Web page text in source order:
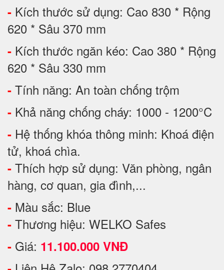
- Kích thước sử dụng: Cao 830 * Rộng
620 * Sâu 370 mm
- Kích thước ngăn kéo: Cao 380 * Rộng
620 * Sâu 330 mm
- Tính năng: An toàn chống trộm
- Khả năng chống cháy: 1000 - 1200°C
- Hệ thống khóa thông minh: Khoá điện
tử, khoá chìa.
- Thích hợp sử dụng: Văn phòng, ngân
hàng, cơ quan, gia đình,...
- Màu sắc: Blue
- Thương hiệu: WELKO Safes
- Giá: 11.100.000 VNĐ